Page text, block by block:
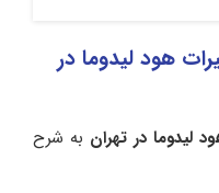
هود لیدوما در
لیدوما در تهران به شرح